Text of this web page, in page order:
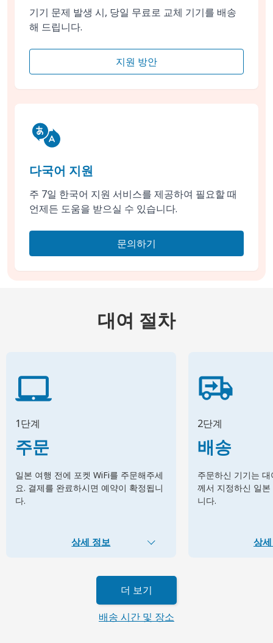
기기 문제 발생 시, 당일 무료로 교체 기기를 배송
해 드립니다.
지원 방안
다국어 지원
주 7일 한국어 지원 서비스를 제공하여 필요할 때
언제든 도움을 받으실 수 있습니다.
문의하기
대여 절차
1단계
주문
일본 여행 전에 포켓 WiFi를 주문해주세
요. 결제를 완료하시면 예약이 확정됩니
다.
상세 정보
2단계
배송
주문하신 기기는
께서 지정하신 일
니다.
상
더 보기
배송 시간 및 장소